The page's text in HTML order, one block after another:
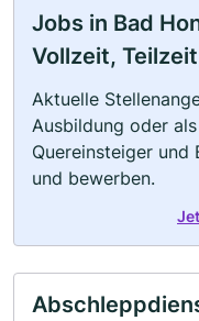
Jobs in Bad
Vollzeit,
Aktuelle
Ausbildung oder
Quereinsteiger und
und bewerben.